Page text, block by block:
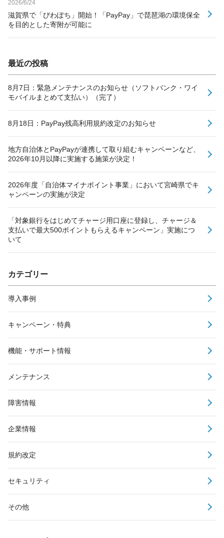
2026/6/24
滋賀県で「びわぽち」開始！「PayPay」で琵琶湖の環境保全
を目的とした寄附が可能に
最近の投稿
8月7日：緊急メンテナンスのお知らせ（ソフトバンク・ワイ
モバイルまとめて支払い）（完了）
8月18日：PayPay残高利用規約改定のお知らせ
地方自治体とPayPayが連携して取り組むキャンペーンなど、
2026年10月以降に実施する施策が決定！
2026年度「自治体マイナポイント事業」において宮崎県でキ
ャンペーンの実施が決定
「対象銀行をはじめてチャージ用口座に登録し、チャージ＆
支払いで最大500ポイントもらえるキャンペーン」実施につ
いて
カテゴリー
導入事例
キャンペーン・特典
機能・サポート情報
メンテナンス
障害情報
企業情報
規約改定
セキュリティ
その他